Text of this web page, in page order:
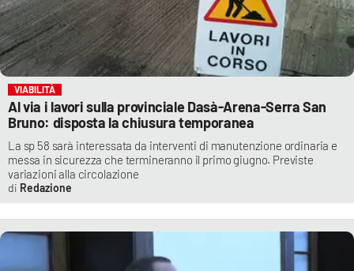
VIABILITÀ
Al via i lavori sulla provinciale Dasà-Arena-Serra San
Bruno: disposta la chiusura temporanea
La sp 58 sarà interessata da interventi di manutenzione ordinaria e
messa in sicurezza che termineranno il primo giugno. Previste
variazioni alla circolazione
Redazione